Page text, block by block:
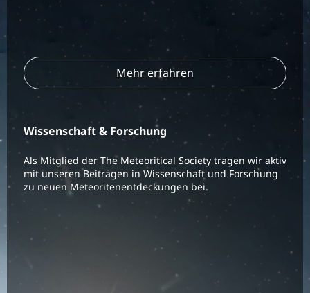
Mehr erfahren
Wissenschaft & Forschung
Als Mitglied der The Meteoritical Society tragen wir aktiv
mit unseren Beiträgen in Wissenschaft und Forschung
zu neuen Meteoritenentdeckungen bei.